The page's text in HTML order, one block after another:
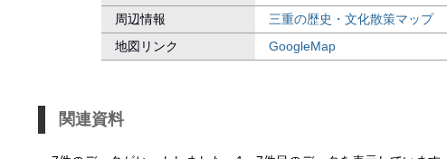
周辺情報
三重の歴史・文化散策マップ
地図リンク
GoogleMap
関連資料